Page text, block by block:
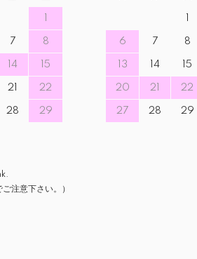
7 8
14 15
21 22
28 29
6 7 8
13 14 15
20 21 22
27 28 29
注意下さい。）